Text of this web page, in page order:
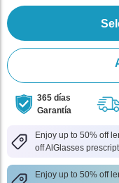
365 días
Garantía
Enjoy up to 50% off
off AlGlasses
Enjoy up to 50% off